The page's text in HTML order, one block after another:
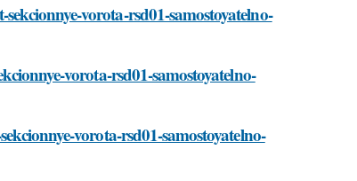
vorota-rsd01-samostoyatelno-
vorota-rsd01-samostoyatelno-
vorota-rsd01-samostoyatelno-